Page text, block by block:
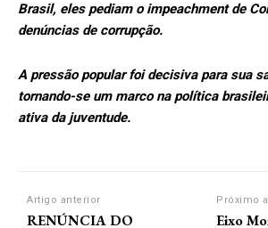
Brasil, eles pediam o impeachment de
denúncias de corrupção.
A pressão popular foi decisiva para sua
tornando-se um marco na política
ativa da juventude.
Artigo anterior
RENÚNCIA DO
Próximo
Eixo